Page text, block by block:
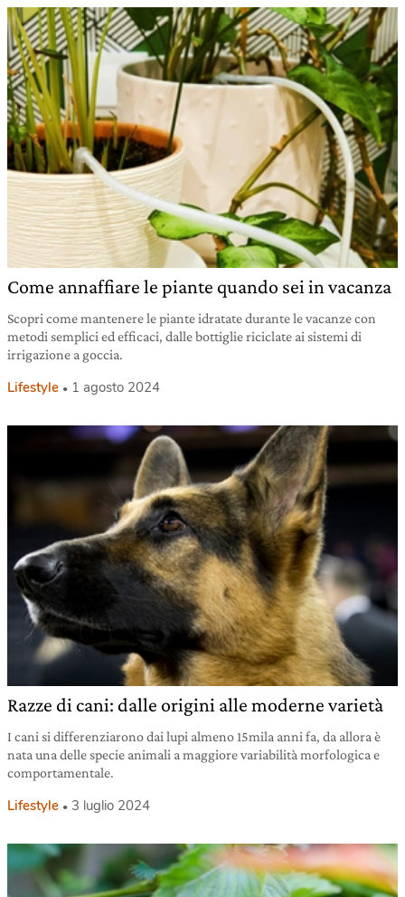
Come annaffiare le piante quando sei in vacanza
Scopri come mantenere le piante idratate durante le vacanze con
metodi semplici ed efficaci, dalle bottiglie riciclate ai sistemi di
irrigazione a goccia.
Lifestyle 1 agosto 2024
Razze di cani: dalle origini alle moderne varietà
I cani si differenziarono dai lupi almeno 15mila anni fa, da allora è
nata una delle specie animali a maggiore variabilità morfologica e
comportamentale.
Lifestyle 3 luglio 2024